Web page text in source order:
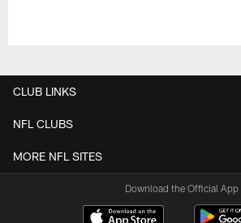
CLUB LINKS
NFL CLUBS
MORE NFL SITES
Download the Official App